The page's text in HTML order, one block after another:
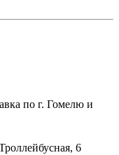
по г. Гомелю и
6